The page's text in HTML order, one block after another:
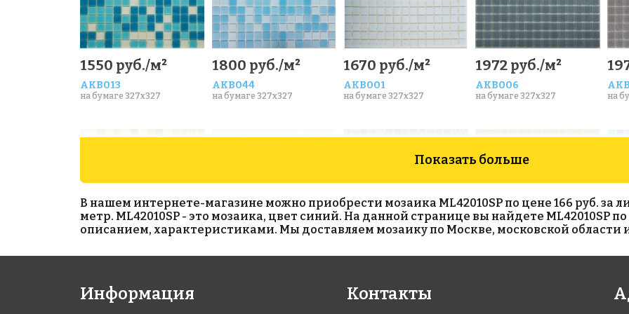
1550 руб./м²
AKB013
на бумаге 327x327
1800 руб./м²
AKB044
на бумаге 327x327
1670 руб./м²
AKB001
на бумаге 327x327
1972 руб./м²
AKB006
на бумаге 327x327 на
AKB005
на бумаге 327x327
JNJ 05.125
на бумаге 327x327 на
Показать больше
В нашем интернете-магазине можно приобрести мозаика ML42010SP по цене 166 руб. за
метр. ML42010SP - это мозаика, цвет синий. На данной странице вы найдете ML42010SP
описанием, характеристиками. Мы доставляем мозаику по Москве, московской области
Информация Контакты